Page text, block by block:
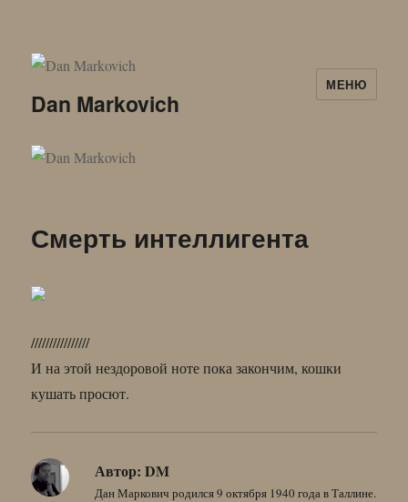
Dan Markovich
МЕНЮ
Смерть интеллигента
////////////////
И на этой нездоровой ноте пока закончим, кошки
кушать просют.
Автор: DM
Дан Маркович родился 9 октября 1940 года в Таллине.